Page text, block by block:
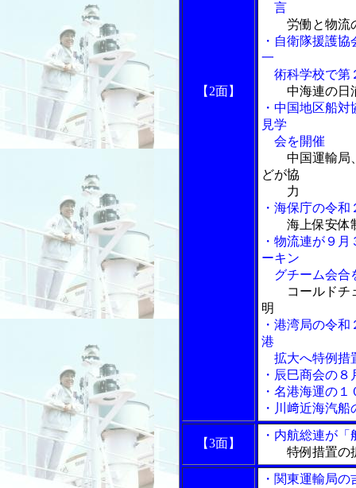
【2面】
言
労働と物流
・自衛隊援護
一
術科学校で第
中海連の日
・中国地区船
見学
会を開催
中国運輸局
どが協
力
・海保庁の令
海上保安体
・物流連が９
ーキン
グチーム会合
コールドチ
明
・港湾局の令
港
拡大へ特例措
・辰巳商会の
・名港海運の
・川﨑近海汽
【3面】
・内航総連が
特例措置の
・関東運輸局